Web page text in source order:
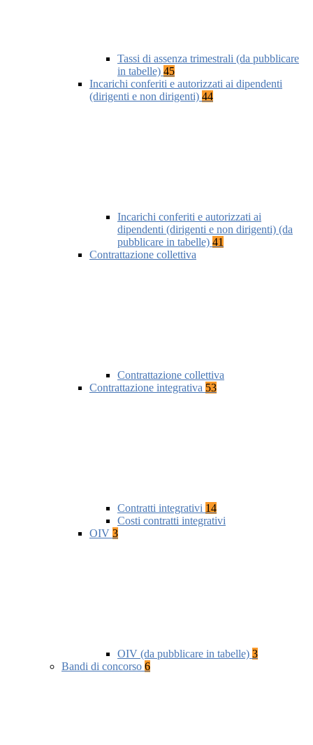
Tassi di assenza trimestrali (da pubblicare
in tabelle) 45
Incarichi conferiti e autorizzati ai dipendenti
(dirigenti e non dirigenti) 44
Incarichi conferiti e autorizzati ai
dipendenti (dirigenti e non dirigenti) (da
pubblicare in tabelle) 41
Contrattazione collettiva
Contrattazione collettiva
Contrattazione integrativa 53
Contratti integrativi 14
Costi contratti integrativi
OIV 3
OIV (da pubblicare in tabelle) 3
Bandi di concorso 6